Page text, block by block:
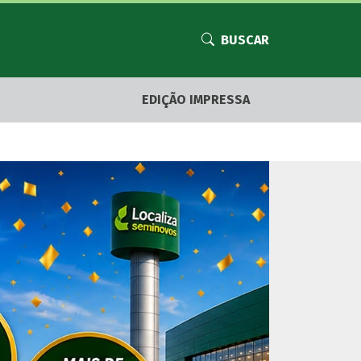
BUSCAR
EDIÇÃO IMPRESSA